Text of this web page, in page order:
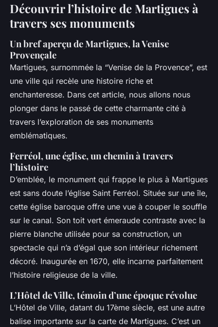
Découvrir l’histoire de Martigues à
travers ses monuments
Un bref aperçu de Martigues, la Venise
Provençale
Martigues, surnommée la “Venise de la Provence”, est
une ville qui recèle une histoire riche et
enchanteresse. Dans cet article, nous allons nous
plonger dans le passé de cette charmante cité à
travers l’exploration de ses monuments
emblématiques.
Ferréol, une église, un chemin à travers
l’histoire
D’emblée, le monument qui frappe le plus à Martigues
est sans doute l’église Saint Ferréol. Située sur une île,
cette église baroque offre une vue à couper le souffle
sur le canal. Son toit vert émeraude contraste avec la
pierre blanche utilisée pour sa construction, un
spectacle qui n’a d’égal que son intérieur richement
décoré. Inaugurée en 1670, elle incarne parfaitement
l’histoire religieuse de la ville.
L’Hôtel de Ville, témoin d’une époque révolue
L’Hôtel de Ville, datant du 17ème siècle, est une autre
balise importante sur la carte de Martigues. C’est un